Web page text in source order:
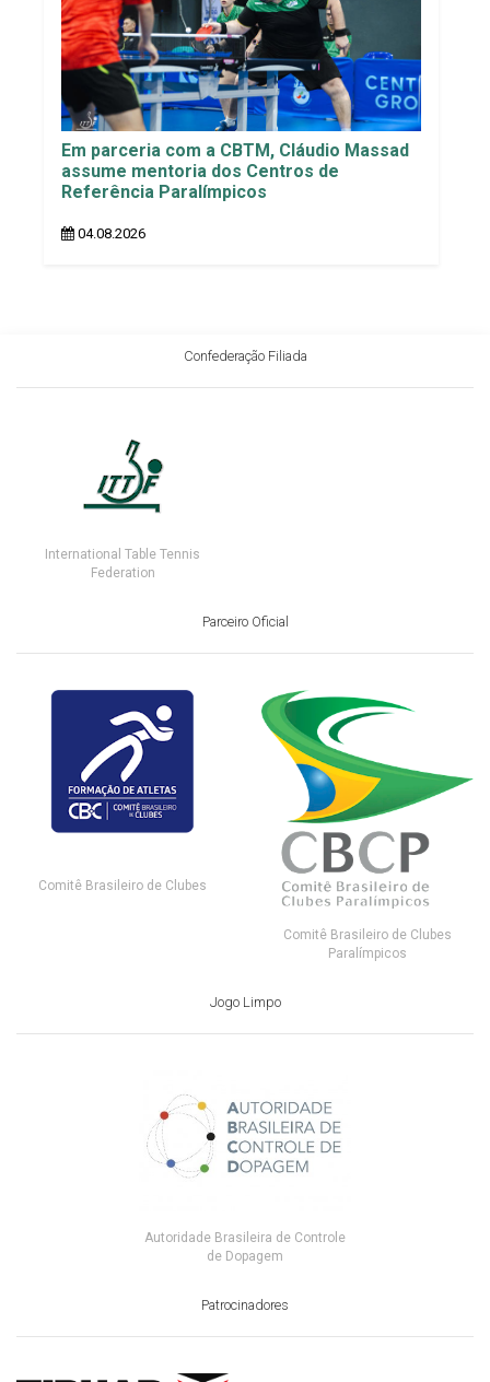
Em parceria com a CBTM, Cláudio Massad
assume mentoria dos Centros de
Referência Paralímpicos
04.08.2026
Confederação Filiada
International Table Tennis
Federation
Parceiro Oficial
Comitê Brasileiro de Clubes
Comitê Brasileiro de Clubes
Paralímpicos
Jogo Limpo
Autoridade Brasileira de Controle
de Dopagem
Patrocinadores